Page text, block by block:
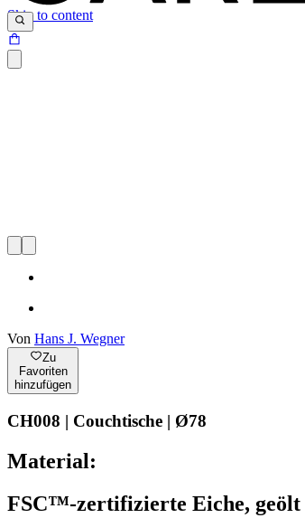
Skip to content
Von Hans J. Wegner
Zu
Favoriten
hinzufügen
CH008 | Couchtische | Ø78
Material:
FSC™-zertifizierte Eiche, geölt